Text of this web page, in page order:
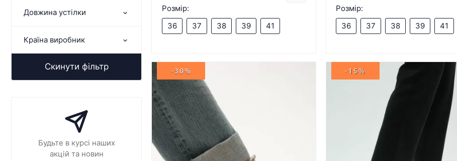
Довжина устілки
Країна виробник
Скинути фільтр
Будьте в курсі наших
акцій та новин
Розмір:
36
37 38 39 41
Розмір:
36
37 38 39 41
-30% -15%